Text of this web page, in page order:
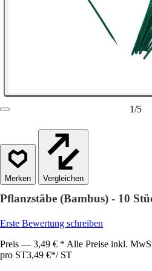
1/5
Vergleichen
Pflanzstäbe (Bambus) - 10
Erste Bewertung schreiben
Preis — 3,49 € * Alle Preise inkl.
pro ST3,49 €*/ ST